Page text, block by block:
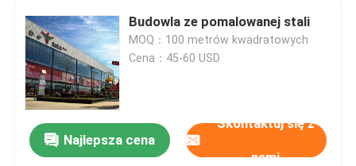
Budowla ze pomalowanej stali
MOQ：100 metrów kwadratowych
Cena：45-60 USD
Najlepsza cena
Skontaktuj się z
nami